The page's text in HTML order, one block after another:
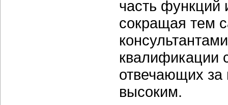
часть функций
сокращая тем
квалификации
отвечающих за
высоким.